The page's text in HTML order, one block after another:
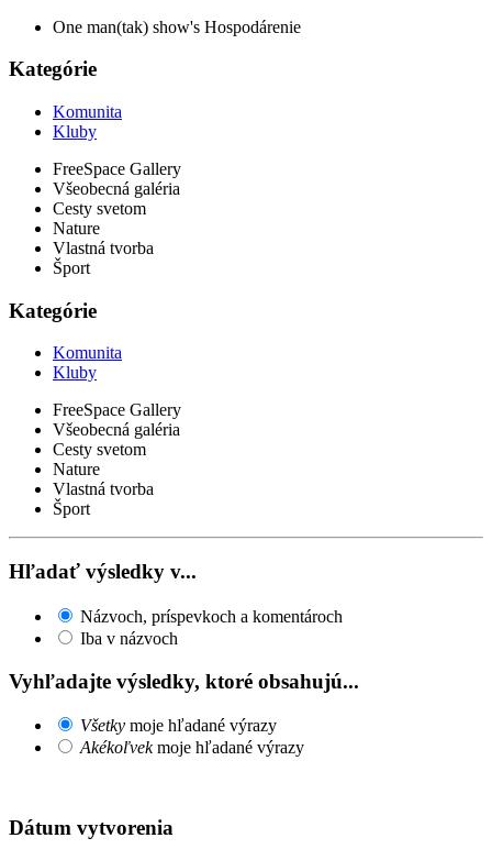
One man(tak) show's Hospodárenie
Kategórie
Komunita
Kluby
FreeSpace Gallery
Všeobecná galéria
Cesty svetom
Nature
Vlastná tvorba
Šport
Kategórie
Komunita
Kluby
FreeSpace Gallery
Všeobecná galéria
Cesty svetom
Nature
Vlastná tvorba
Šport
Hľadať výsledky v...
Názvoch, príspevkoch a komentároch
Iba v názvoch
Vyhľadajte výsledky, ktoré obsahujú...
Všetky moje hľadané výrazy
Akékoľvekmoje hľadané výrazy
Dátum vytvorenia